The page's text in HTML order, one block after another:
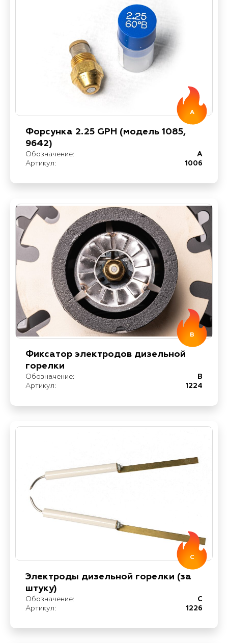
A
Форсунка 2.25 GPH (модель 1085,
9642)
Обозначение:
A
Артикул:
1006
B
Фиксатор электродов дизельной
горелки
Обозначение:
B
Артикул:
1224
C
Электроды дизельной горелки (за
штуку)
Обозначение:
C
Артикул:
1226